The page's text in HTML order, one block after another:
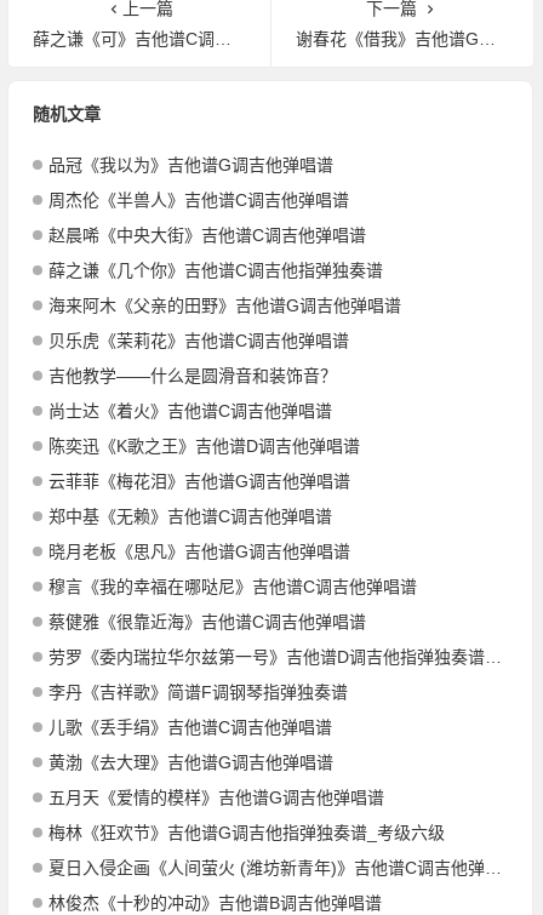
上一篇
薛之谦《可》吉他谱C调吉他弹唱谱
下一篇
谢春花《借我》吉他谱G调吉他弹唱谱
随机文章
品冠《我以为》吉他谱G调吉他弹唱谱
周杰伦《半兽人》吉他谱C调吉他弹唱谱
赵晨唏《中央大街》吉他谱C调吉他弹唱谱
薛之谦《几个你》吉他谱C调吉他指弹独奏谱
海来阿木《父亲的田野》吉他谱G调吉他弹唱谱
贝乐虎《茉莉花》吉他谱C调吉他弹唱谱
吉他教学——什么是圆滑音和装饰音？
尚士达《着火》吉他谱C调吉他弹唱谱
陈奕迅《K歌之王》吉他谱D调吉他弹唱谱
云菲菲《梅花泪》吉他谱G调吉他弹唱谱
郑中基《无赖》吉他谱C调吉他弹唱谱
晓月老板《思凡》吉他谱G调吉他弹唱谱
穆言《我的幸福在哪哒尼》吉他谱C调吉他弹唱谱
蔡健雅《很靠近海》吉他谱C调吉他弹唱谱
劳罗《委内瑞拉华尔兹第一号》吉他谱D调吉他指弹独奏谱_考级四级
李丹《吉祥歌》简谱F调钢琴指弹独奏谱
儿歌《丢手绢》吉他谱C调吉他弹唱谱
黄渤《去大理》吉他谱G调吉他弹唱谱
五月天《爱情的模样》吉他谱G调吉他弹唱谱
梅林《狂欢节》吉他谱G调吉他指弹独奏谱_考级六级
夏日入侵企画《人间萤火 (潍坊新青年)》吉他谱C调吉他弹唱谱
林俊杰《十秒的冲动》吉他谱B调吉他弹唱谱